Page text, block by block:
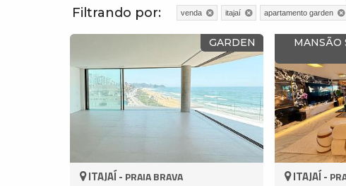
Filtrando por: venda itajaí apartamento garden
GARDEN
ITAJAÍ - PRAIA BRAVA
MANSÃO
ITAJAÍ -